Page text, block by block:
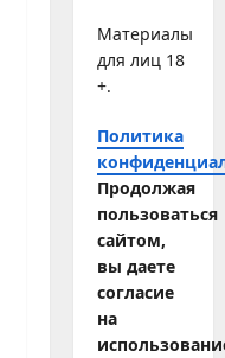
Материалы
для лиц 18
+.
Политика
Продолжая
пользоваться
сайтом,
вы даете
согласие
на